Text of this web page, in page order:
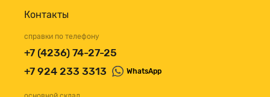
Контакты
справки по телефону
+7 (4236) 74-27-25
+7 924 233 3313
WhatsApp